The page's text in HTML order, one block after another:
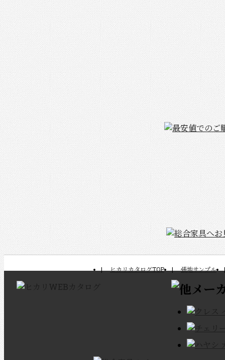
ヒカリカタログTOP 張地サンプル